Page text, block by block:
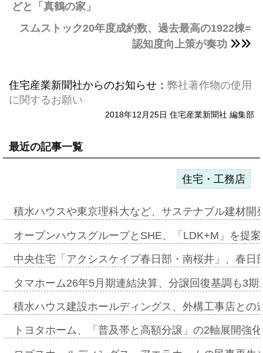
どと「真鶴の家」
スムストック20年度成約数、過去最高の1922棟=
認知度向上策が奏功
住宅産業新聞社からのお知らせ： 弊社著作物の使用
に関するお願い
2018年12月25日 住宅産業新聞社 編集部
最近の記事一覧
住宅・工務店
積水ハウスや東京理科大など、サステナブル建材
オープンハウスグループとSHE、「LDK+M」を提
中央住宅「アクシスケイプ春日部・南桜井」、春
タマホーム26年5月期連結決算、分譲回復基調も3
積水ハウス建設ホールディングス、外構工事店と
トヨタホーム、「普及帯と高額分譲」の2軸展開強